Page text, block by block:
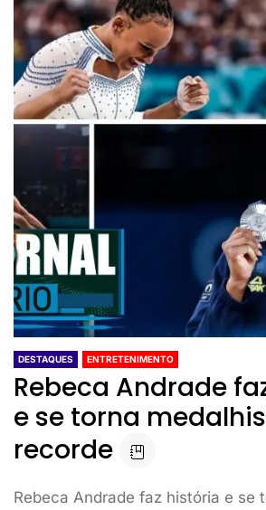
DESTAQUES ENTRETENIMENTO
Rebeca Andrade
e se torna
recorde
Rebeca Andrade faz história e se